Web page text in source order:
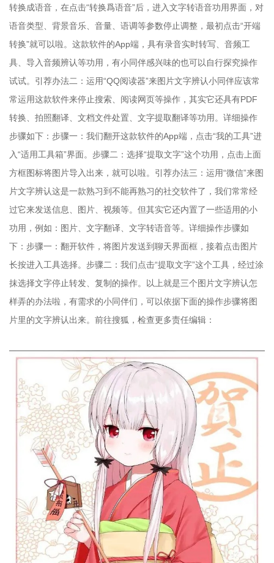
转换成语音，在点击“转换爲语音”后，进入文字转语音功用界面，对
语音类型、背景音乐、音量、语调等参数停止调整，最初点击“开端
转换”就可以啦。这款软件的App端，具有录音实时转写、音频工
具、导入音频辨认等功用，有小同伴感兴味的也可以自行探究操作
试试。引荐办法二：运用“QQ阅读器”来图片文字辨认小同伴应该常
常运用这款软件来停止搜索、阅读网页等操作，其实它还具有PDF
转换、拍照翻译、文档文件处置、文字提取翻译等功用。详细操作
步骤如下：步骤一：我们翻开这款软件的App端，点击“我的工具”进
入“适用工具箱”界面。步骤二：选择“提取文字”这个功用，点击上面
方框图标将图片导入出来，就可以啦。引荐办法三：运用“微信”来图
片文字辨认这是一款熟习到不能再熟习的社交软件了，我们常常经
过它来发送信息、图片、视频等。但其实它还内置了一些适用的小
功用，例如：图片、文字翻译、文字转语音等。详细操作步骤如
下：步骤一：翻开软件，将图片发送到聊天界面框，接着点击图片
长按进入工具选择。步骤二：我们点击“提取文字”这个工具，经过涂
抹选择文字停止转发、复制的操作。以上就是三个图片文字辨认怎
样弄的办法啦，有需求的小同伴们，可以依据下面的操作步骤将图
片里的文字辨认出来。前往搜狐，检查更多责任编辑：